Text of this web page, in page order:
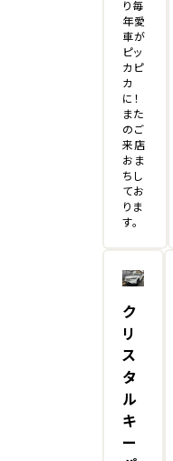
り毎
年愛
車が
ピッ
カピ
カ
に！
また
のご
来店
おま
ちし
てお
りま
す。
ク
リ
ス
タ
ル
キ
ー